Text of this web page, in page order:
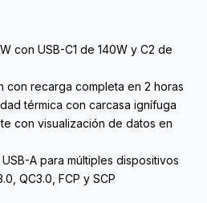
con USB-C1 de 140W y C2 de
con recarga completa en 2 horas
térmica con carcasa ignífuga
con visualización de datos en
USB-A para múltiples dispositivos
QC3.0, FCP y SCP